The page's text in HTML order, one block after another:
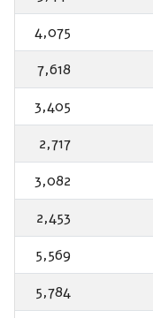
4,075
7,618
3,405
2,717
3,082
2,453
5,569
5,784